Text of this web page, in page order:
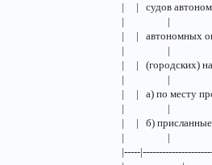
| | судов
| |
| |
| |
| |
| |
| | а) по
| |
| | б)
| |
|-----